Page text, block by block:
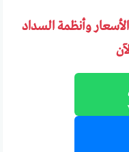
وأنظمة السداد